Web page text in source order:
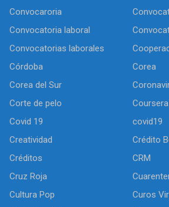
Convocaroria
Convocatoria laboral
Convocatorias laborales
Córdoba
Corea
Corea del Sur
Corte de pelo
Coursera
Covid 19
covid19
Creatividad
Crédito
Créditos
CRM
Cruz Roja
Cultura Pop
Curos